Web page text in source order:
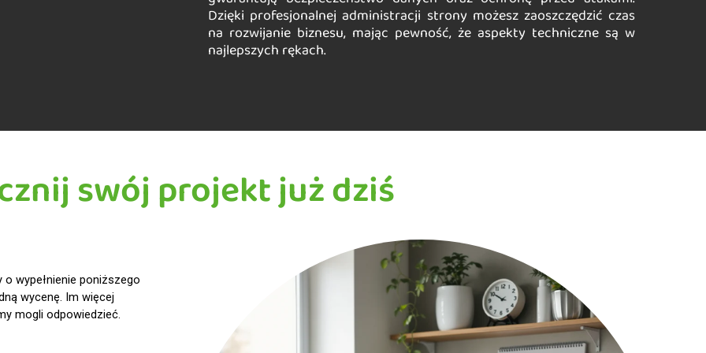
Dzięki profesjonalnej administracji strony możesz zaoszczędzić czas
na rozwijanie biznesu, mając pewność, że aspekty techniczne są w
najlepszych rękach.
swój projekt już dziś